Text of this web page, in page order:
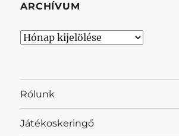
ARCHÍVUM
Archívum
Rólunk
Játékoskeringő